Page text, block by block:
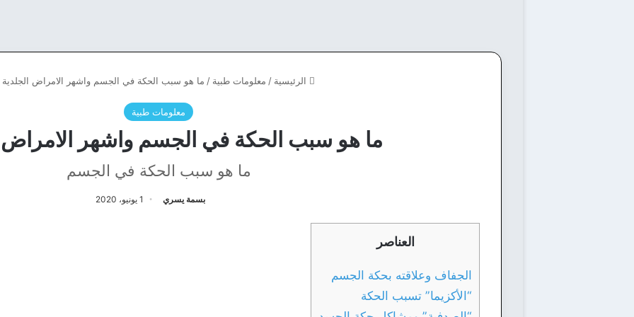
الرئيسية / معلومات طبية / ما هو سبب الحكة في الجسم واشهر الامراض الجلدية
معلومات طبية
ما هو سبب الحكة في الجسم واشهر الامراض
ما هو سبب الحكة في الجسم
بسمة يسري 1 يونيو، 2020
العناصر
الجفاف وعلاقته بحكة الجسم
“الأكزيما” تسبب الحكة